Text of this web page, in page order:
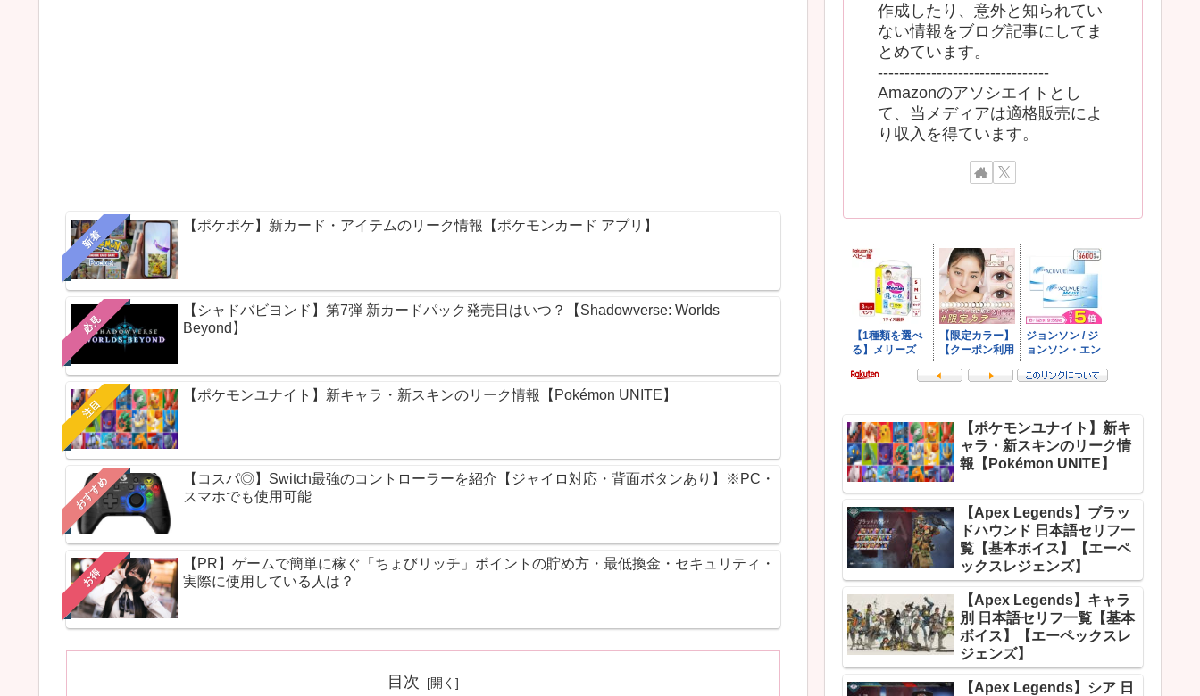
新着
【ポケポケ】新カード・アイテムのリーク情報【ポケモンカード アプリ】
必見
【シャドバビヨンド】第7弾 新カードパック発売日はいつ？【Shadowverse: Worlds
Beyond】
注目
【ポケモンユナイト】新キャラ・新スキンのリーク情報【Pokémon UNITE】
おすすめ
【コスパ◎】Switch最強のコントローラーを紹介【ジャイロ対応・背面ボタンあり】※PC・
スマホでも使用可能
お得
【PR】ゲームで簡単に稼ぐ「ちょびリッチ」ポイントの貯め方・最低換金・セキュリティ・
実際に使用している人は？
目次
作成したり、意外と知られてい
ない情報をブログ記事にしてま
とめています。
--------------------------------
Amazonのアソシエイトとし
て、当メディアは適格販売によ
り収入を得ています。
【ポケモンユナイト】新キ
ャラ・新スキンのリーク情
報【Pokémon UNITE】
【Apex Legends】ブラッ
ドハウンド 日本語セリフ一
覧【基本ボイス】【エーペ
ックスレジェンズ】
【Apex Legends】キャラ
別 日本語セリフ一覧【基本
ボイス】【エーペックスレ
ジェンズ】
【Apex Legends】シア 日